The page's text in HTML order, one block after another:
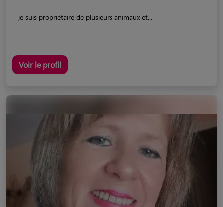
je suis propriétaire de plusieurs animaux et...
Voir le profil